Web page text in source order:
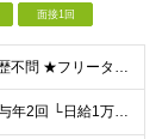
面接1回
★応募資格ナシ！ ★学歴＆職歴不問 ★フリーター・第二新卒・ベテランも歓迎 ★未経験OK ☆＼こんなタイプが活躍中／☆ 一つでも当てはまったらご応募ください！ □とにかく自由な時間を増やしたい □体
想定月収22万円～35万円＋賞与年2回 └日給1万1,000円以上＋賞与年2回＋各種手当 ☆残業代は全額支給します！ ※経験・能力を考慮し決定します ※試用期間あり（6ヶ月） 給与・条件に変更はあ